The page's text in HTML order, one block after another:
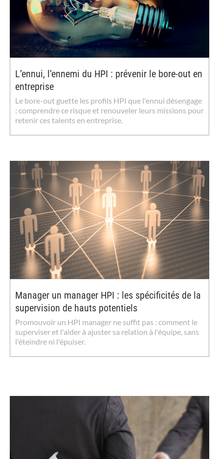
L’ennui, l’ennemi du HPI : prévenir le bore-out en
entreprise
Le bore-out guette les profils HPI que l'ennui désengage
: comprendre ce risque et renouveler leurs missions pour
retenir ces talents en entreprise.
Manager un manager HPI : les spécificités de la
supervision de hauts potentiels
Promouvoir un HPI manager ne suffit pas : comment le
superviser et l'aider à ajuster sa relation à l'équipe, sans
l'éteindre ni l'épuiser.